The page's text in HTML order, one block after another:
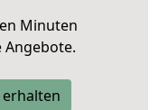
Minuten